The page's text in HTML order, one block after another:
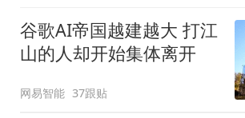
谷歌AI帝国越建越大 打江
山的人却开始集体离开
网易智能 37跟贴